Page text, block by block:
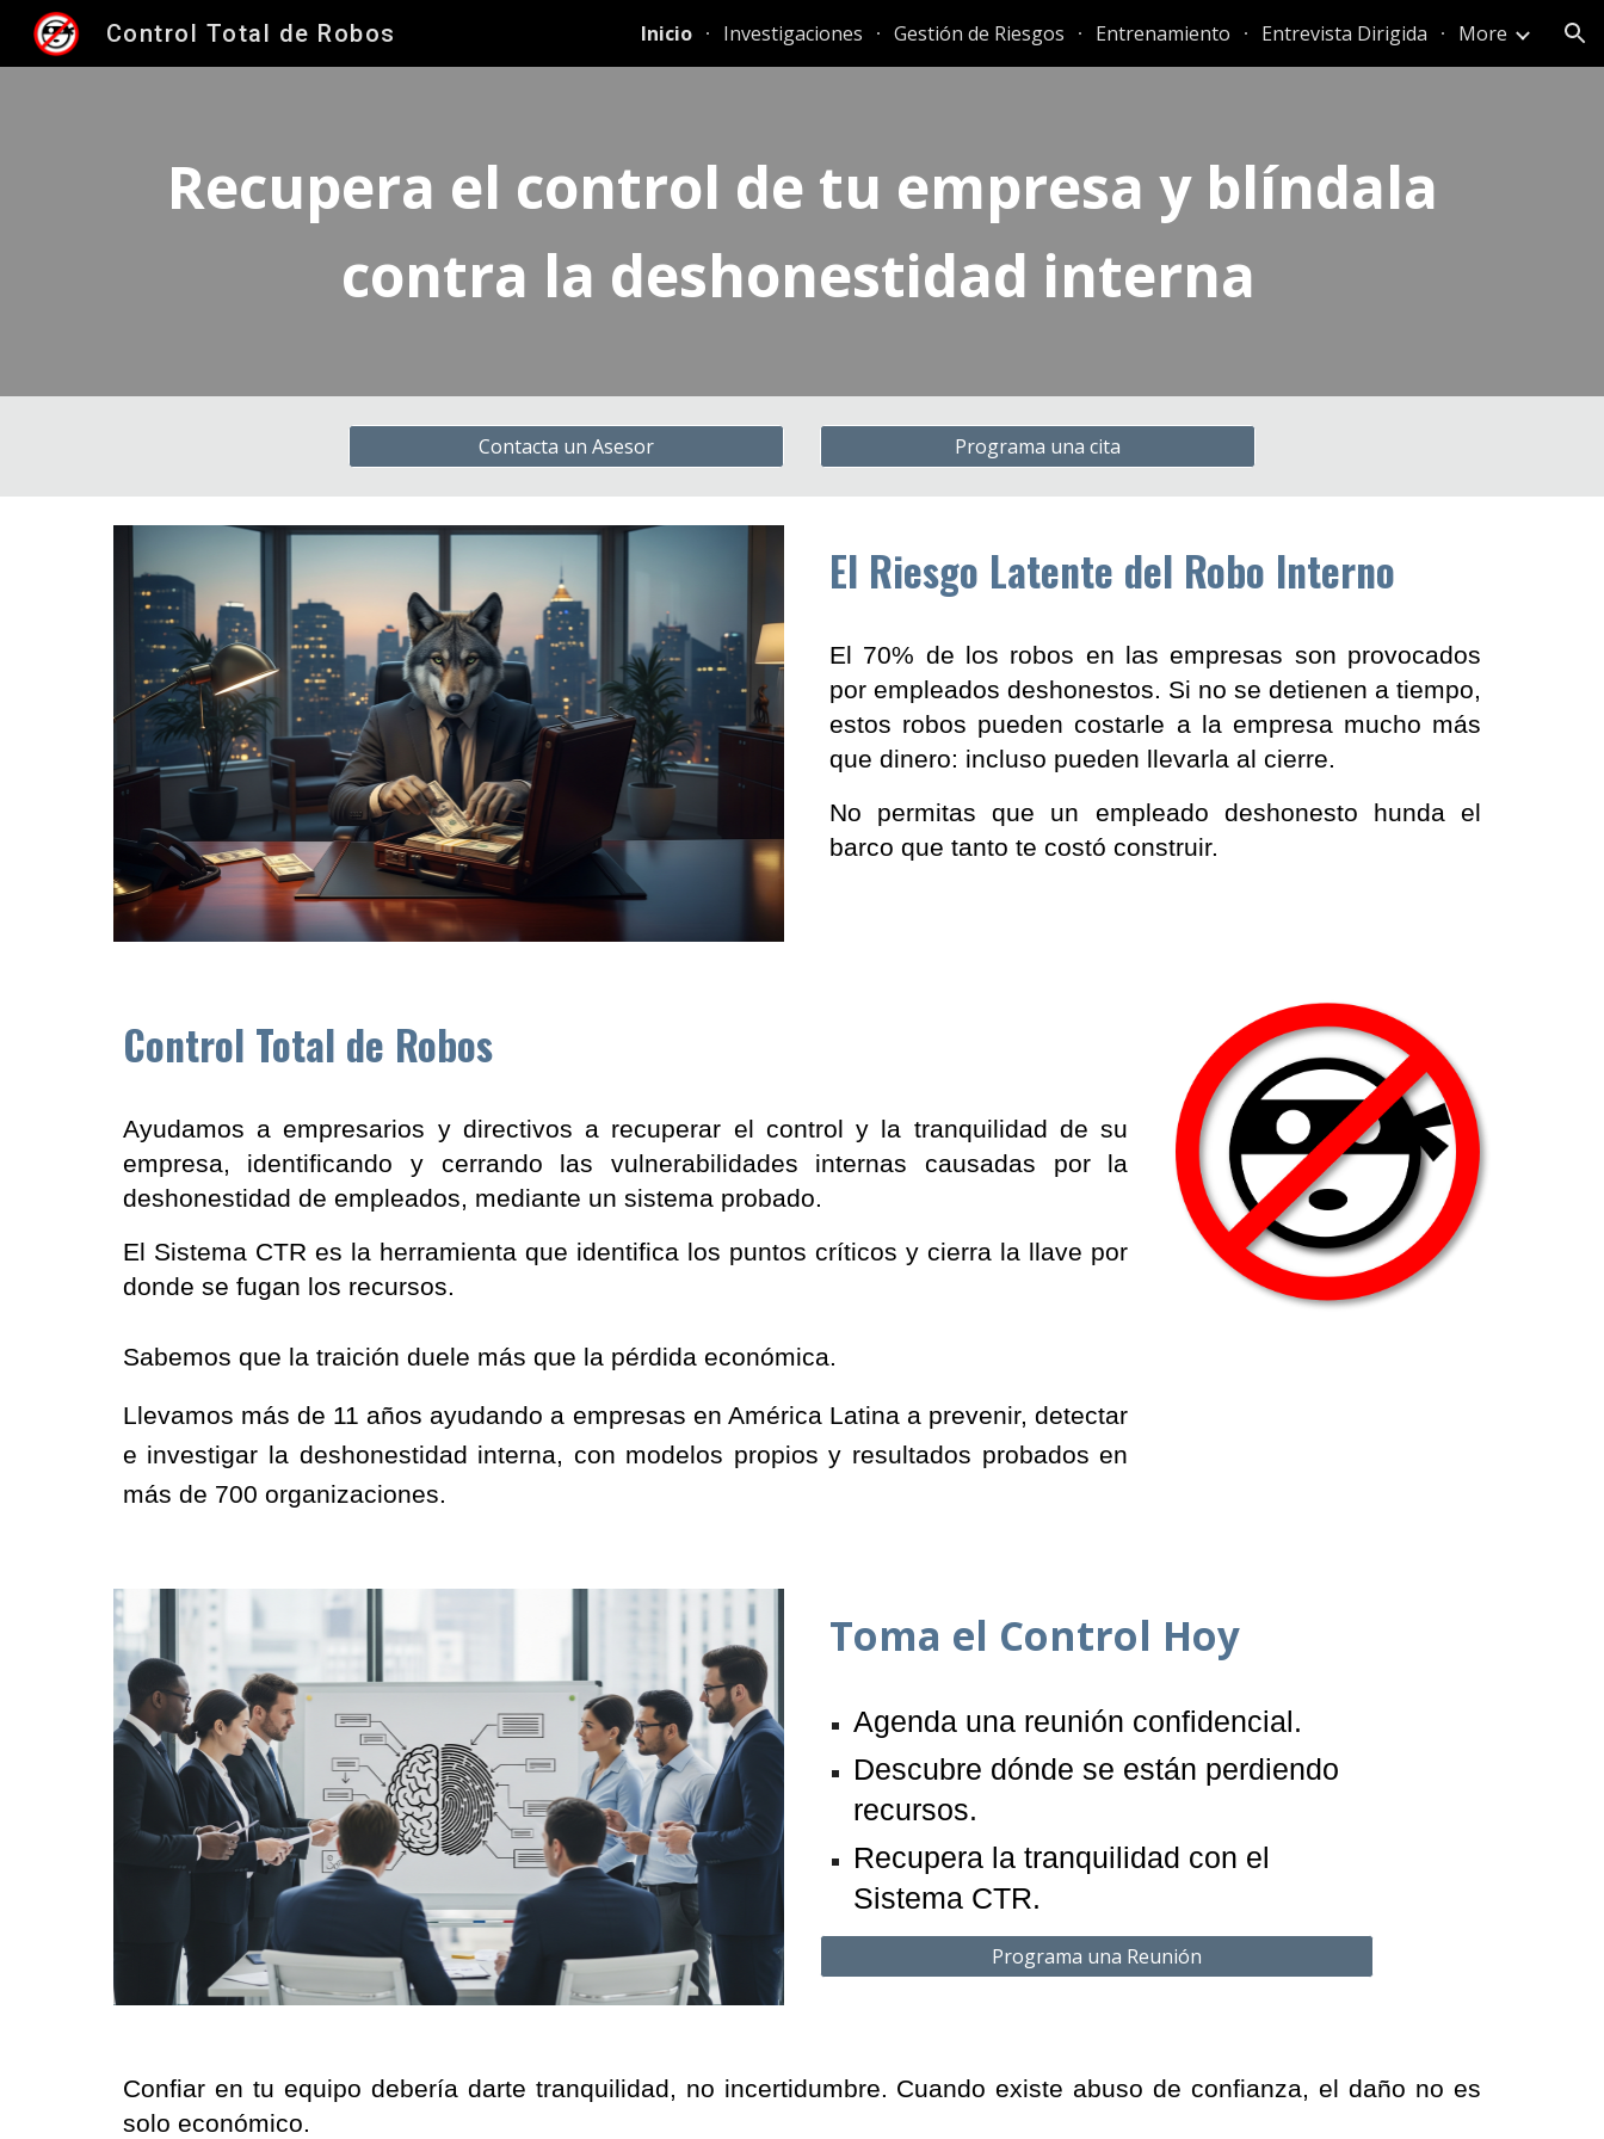
Skip to main content Skip to navigation
Control Total de Robos Inicio Investigaciones Gestión de Riesgos Entrenamiento Entrevista Dirigida More
Recupera el control de tu empresa y blíndala
contra la deshonestidad interna
Contacta un Asesor Programa una cita
El Riesgo Latente del Robo Interno
El 70% de los robos en las empresas son provocados
por empleados deshonestos. Si no se detienen a tiempo,
estos robos pueden costarle a la empresa mucho más
que dinero: incluso pueden llevarla al cierre.
No permitas que un empleado deshonesto hunda el
barco que tanto te costó construir.
Control Total de Robos
Ayudamos a empresarios y directivos a recuperar el control y la tranquilidad de su
empresa, identificando y cerrando las vulnerabilidades internas causadas por la
deshonestidad de empleados, mediante un sistema probado.
El Sistema CTR es la herramienta que identifica los puntos críticos y cierra la llave por
donde se fugan los recursos.
Sabemos que la traición duele más que la pérdida económica.
Llevamos más de 11 años ayudando a empresas en América Latina a prevenir, detectar
e investigar la deshonestidad interna, con modelos propios y resultados probados en
más de 700 organizaciones.
Toma el Control Hoy
Agenda una reunión confidencial.
Descubre dónde se están perdiendo
recursos.
Recupera la tranquilidad con el
Sistema CTR.
Programa una Reunión
Confiar en tu equipo debería darte tranquilidad, no incertidumbre. Cuando existe abuso de confianza, el daño no es
solo económico.